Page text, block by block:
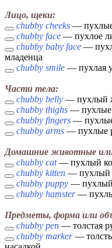
Лицо, щеки:
chubby cheeks —
chubby face — пухлое
chubby baby face —
младенца
chubby smile — пухлая
Части тела:
chubby belly — пухлый
chubby thighs — пухлые
chubby fingers —
chubby arms — пухлые
Домашние животные
chubby cat— пухлый
chubby kitten — пухлый
chubby puppy —
chubby hamster—
Предметы, форма или
chubby pen — толстая
chubby marker—